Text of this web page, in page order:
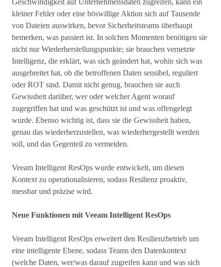
kleiner Fehler oder eine böswillige Aktion sich auf Tausende
von Dateien auswirken, bevor Sicherheitsteams überhaupt
bemerken, was passiert ist. In solchen Momenten benötigen sie
nicht nur Wiederherstellungspunkte; sie brauchen vernetzte
Intelligenz, die erklärt, was sich geändert hat, wohin sich was
ausgebreitet hat, ob die betroffenen Daten sensibel, reguliert
oder ROT sind. Damit nicht genug, brauchen sie auch
Gewissheit darüber, wer oder welcher Agent worauf
zugegriffen hat und was geschützt ist und was offengelegt
wurde. Ebenso wichtig ist, dass sie die Gewissheit haben,
genau das wiederherzustellen, was wiederhergestellt werden
soll, und das Gegenteil zu vermeiden.
Veeam Intelligent ResOps wurde entwickelt, um diesen
Kontext zu operationalisieren, sodass Resilienz proaktiv,
messbar und präzise wird.
Neue Funktionen mit Veeam Intelligent ResOps
Veeam Intelligent ResOps erweitert den Resilienzbetrieb um
eine intelligente Ebene, sodass Teams den Datenkontext
(welche Daten, wer/was darauf zugreifen kann und was sich